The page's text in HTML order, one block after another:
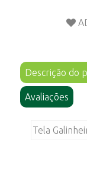
Descrição do
Avaliações
Tela